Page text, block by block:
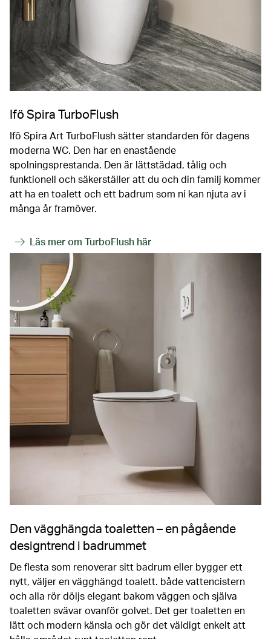
Ifö Spira TurboFlush
Ifö Spira Art TurboFlush sätter standarden för dagens
moderna WC. Den har en enastående
spolningsprestanda. Den är lättstädad, tålig och
funktionell och säkerställer att du och din familj kommer
att ha en toalett och ett badrum som ni kan njuta av i
många år framöver.
Läs mer om TurboFlush här
Den vägghängda toaletten – en pågående
designtrend i badrummet
De flesta som renoverar sitt badrum eller bygger ett
nytt, väljer en vägghängd toalett. både vattencistern
och alla rör döljs elegant bakom väggen och själva
toaletten svävar ovanför golvet. Det ger toaletten en
lätt och modern känsla och gör det väldigt enkelt att